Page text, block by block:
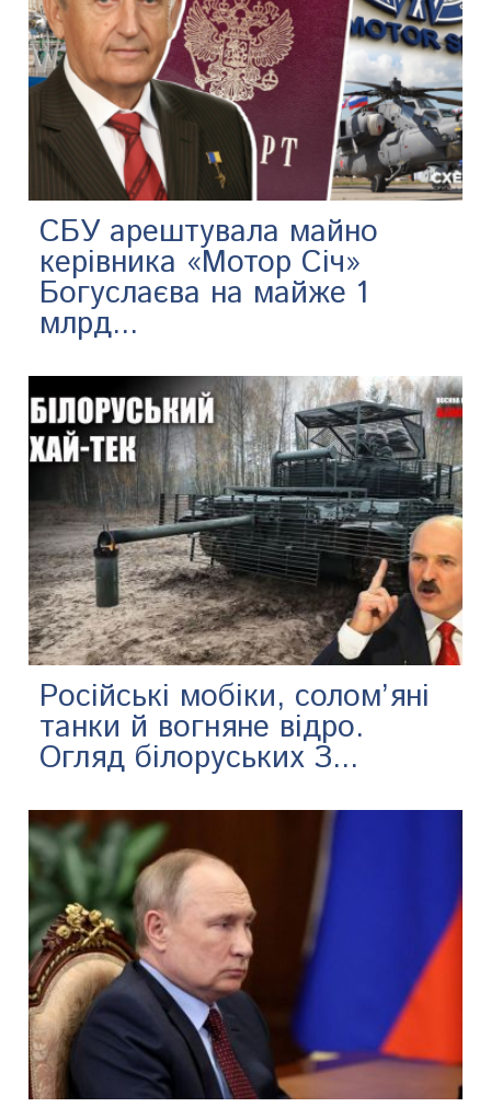
СБУ арештувала майно
керівника «Мотор Січ»
Богуслаєва на майже 1
млрд...
Російські мобіки, солом’яні
танки й вогняне відро.
Огляд білоруських З...